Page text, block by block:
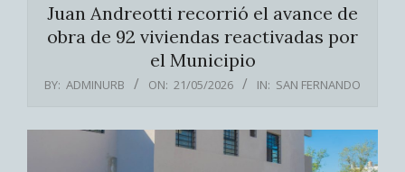
Juan Andreotti recorrió el avance de
obra de 92 viviendas reactivadas por
el Municipio
BY: ADMINURB ON: 21/05/2026 IN: SAN FERNANDO